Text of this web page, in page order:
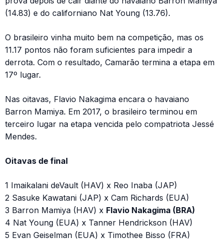
(14.83) e do californiano Nat Young (13.76).
O brasileiro vinha muito bem na competição, mas os
11.17 pontos não foram suficientes para impedir a
derrota. Com o resultado, Camarão termina a etapa em
17º lugar.
Nas oitavas, Flavio Nakagima encara o havaiano
Barron Mamiya. Em 2017, o brasileiro terminou em
terceiro lugar na etapa vencida pelo compatriota Jessé
Mendes.
Oitavas de final
1 Imaikalani deVault (HAV) x Reo Inaba (JAP)
2 Sasuke Kawatani (JAP) x Cam Richards (EUA)
3 Barron Mamiya (HAV) x Flavio Nakagima (BRA)
4 Nat Young (EUA) x Tanner Hendrickson (HAV)
5 Evan Geiselman (EUA) x Timothee Bisso (FRA)